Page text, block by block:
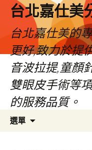
內
台北嘉仕美
台北嘉仕美的
更好,致力於提
音波拉提,童顏
雙眼皮手術等
的服務品質。
選單